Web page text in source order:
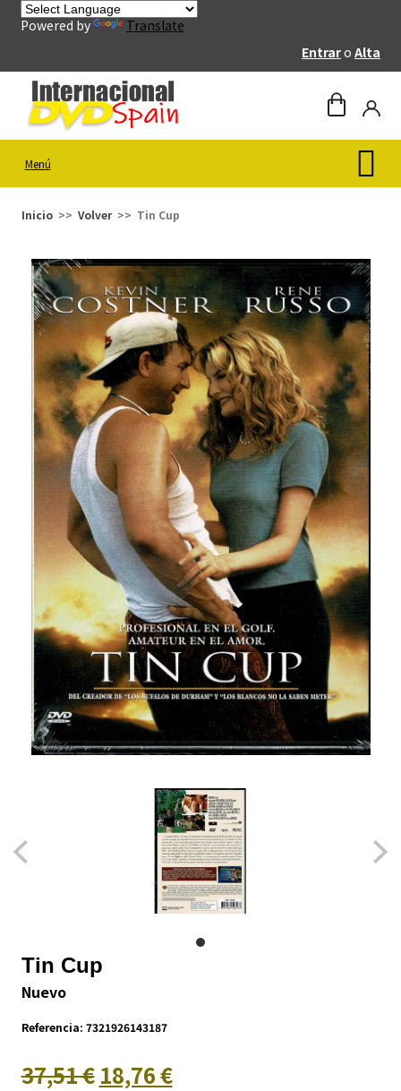
Powered by
Translate
Entraro Alta
Menú
Inicio Volver Tin Cup
Tin Cup
Nuevo
Referencia: 7321926143187
37,51 € 18,76 €